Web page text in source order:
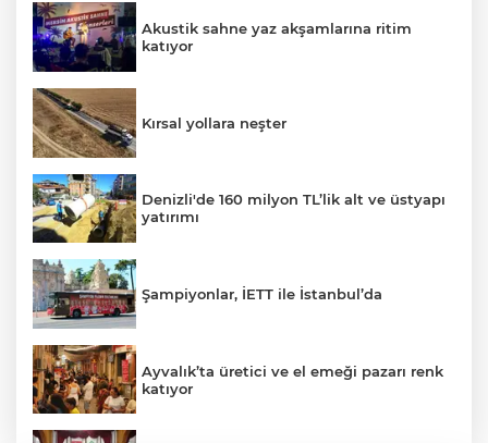
Akustik sahne yaz akşamlarına ritim
katıyor
Kırsal yollara neşter
Denizli'de 160 milyon TL’lik alt ve üstyapı
yatırımı
Şampiyonlar, İETT ile İstanbul’da
Ayvalık’ta üretici ve el emeği pazarı renk
katıyor